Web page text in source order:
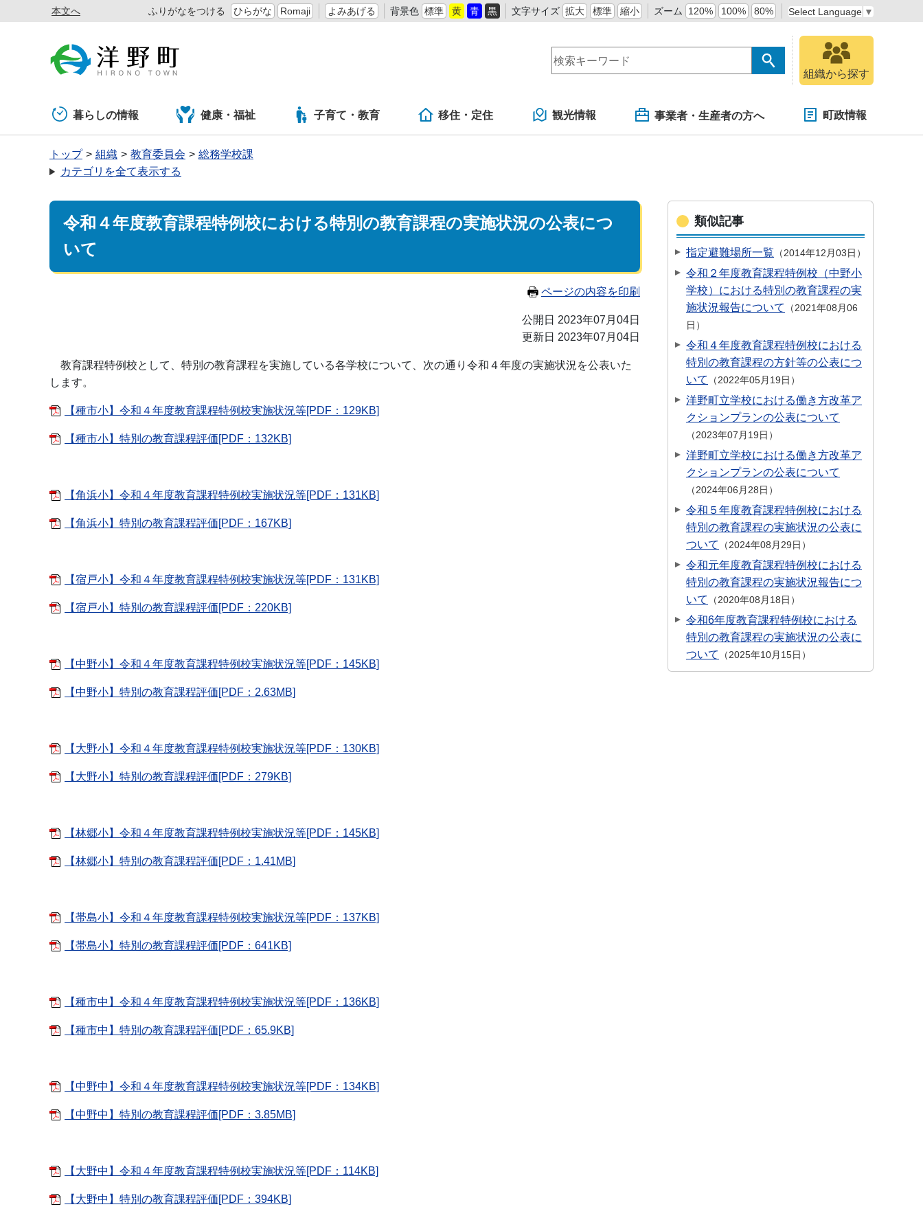
本文へ ふりがなをつける ひらがな Romaji よみあげる 背景色 標準 黄 青 黒 文字サイズ 拡大 標準 縮小 ズーム 120% 100% 80% Select Language ▼
組織から探す
暮らしの情報 健康・福祉 子育て・教育 移住・定住 観光情報 事業者・生産者の方へ 町政情報
トップ 組織 教育委員会
総務学校課
カテゴリを全て表示する
令和４年度教育課程特例校における特別の教育課程の実施状況の公表につ
いて
ページの内容を印刷
公開日 2023年07月04日
更新日 2023年07月04日
教育課程特例校として、特別の教育課程を実施している各学校について、次の通り令和４年度の実施状況を公表いた
します。
【種市小】令和４年度教育課程特例校実施状況等[PDF：129KB]
【種市小】特別の教育課程評価[PDF：132KB]
【角浜小】令和４年度教育課程特例校実施状況等[PDF：131KB]
【角浜小】特別の教育課程評価[PDF：167KB]
【宿戸小】令和４年度教育課程特例校実施状況等[PDF：131KB]
【宿戸小】特別の教育課程評価[PDF：220KB]
【中野小】令和４年度教育課程特例校実施状況等[PDF：145KB]
【中野小】特別の教育課程評価[PDF：2.63MB]
【大野小】令和４年度教育課程特例校実施状況等[PDF：130KB]
【大野小】特別の教育課程評価[PDF：279KB]
【林郷小】令和４年度教育課程特例校実施状況等[PDF：145KB]
【林郷小】特別の教育課程評価[PDF：1.41MB]
【帯島小】令和４年度教育課程特例校実施状況等[PDF：137KB]
【帯島小】特別の教育課程評価[PDF：641KB]
【種市中】令和４年度教育課程特例校実施状況等[PDF：136KB]
【種市中】特別の教育課程評価[PDF：65.9KB]
【中野中】令和４年度教育課程特例校実施状況等[PDF：134KB]
【中野中】特別の教育課程評価[PDF：3.85MB]
【大野中】令和４年度教育課程特例校実施状況等[PDF：114KB]
【大野中】特別の教育課程評価[PDF：394KB]
類似記事
指定避難場所一覧 2014年12月03日
令和２年度教育課程特例校（中野小
学校）における特別の教育課程の実
施状況報告について
2021年08月06
日
令和４年度教育課程特例校における
特別の教育課程の方針等の公表につ
いて
2022年05月19日
洋野町立学校における働き方改革ア
クションプランの公表について
2023年07月19日
洋野町立学校における働き方改革ア
クションプランの公表について
2024年06月28日
令和５年度教育課程特例校における
特別の教育課程の実施状況の公表に
ついて
2024年08月29日
令和元年度教育課程特例校における
特別の教育課程の実施状況報告につ
いて
2020年08月18日
令和6年度教育課程特例校における
特別の教育課程の実施状況の公表に
ついて
2025年10月15日